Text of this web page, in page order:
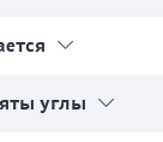
углы